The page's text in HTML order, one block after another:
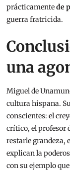
prácticamentede
guerra fratricida.
una
Miguel de
cultura hispana.
conscientes: el
crítico, el profesor
restarle grandeza,
explican la
con su ejemplo